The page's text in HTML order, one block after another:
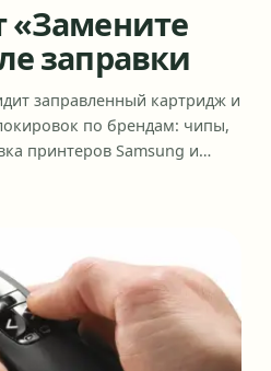
«Замените
заправки
заправленный картридж и
по брендам: чипы,
принтеров Samsung и…